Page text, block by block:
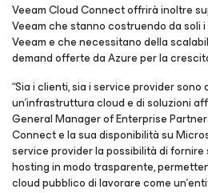
Veeam Cloud Connect offrirà inoltre
Veeam che stanno costruendo da soli
Veeam e che necessitano della
demand offerte da Azure per la
“Sia i clienti, sia i service provider sono
un’infrastruttura cloud e di soluzioni
General Manager of Enterprise
Connect e la sua disponibilità su
service provider la possibilità di fornire
hosting in modo trasparente,
cloud pubblico di lavorare come